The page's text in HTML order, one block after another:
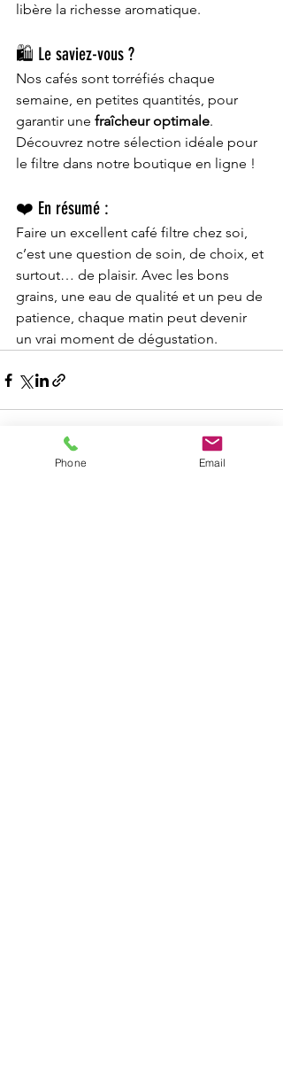
libère la richesse aromatique.
🛍️ Le saviez-vous ?
Nos cafés sont torréfiés chaque
semaine, en petites quantités, pour
garantir une fraîcheur optimale.
Découvrez notre sélection idéale pour
le filtre dans notre boutique en ligne !
❤️ En résumé :
Faire un excellent café filtre chez soi,
c’est une question de soin, de choix, et
surtout… de plaisir. Avec les bons
grains, une eau de qualité et un peu de
patience, chaque matin peut devenir
un vrai moment de dégustation.
Phone Email